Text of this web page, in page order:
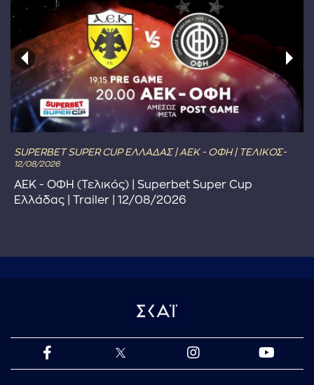
SUPERBET SUPER CUP ΕΛΛΑΔΑΣ | ΑΕΚ - ΟΦΗ | ΤΕΛΙΚΟΣ-
12/08/2026
ΑΕΚ - ΟΦΗ (Τελικός) | Superbet Super Cup
Ελλάδας | Trailer | 12/08/2026